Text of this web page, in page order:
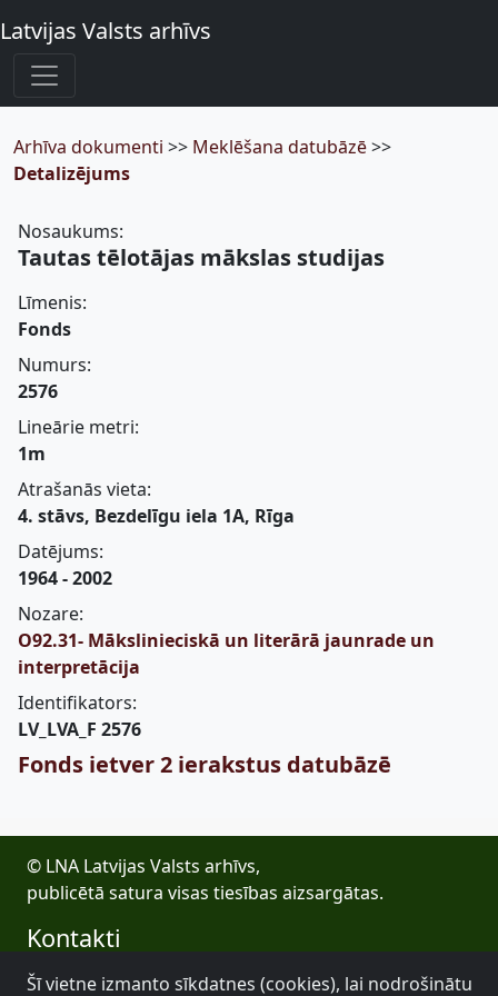
Latvijas Valsts arhīvs
Arhīva dokumenti >> Meklēšana datubāzē>>
Detalizējums
Nosaukums:
Tautas tēlotājas mākslas studijas
Līmenis:
Fonds
Numurs:
2576
Lineārie metri:
1m
Atrašanās vieta:
4. stāvs, Bezdelīgu iela 1A, Rīga
Datējums:
1964 - 2002
Nozare:
O92.31- Mākslinieciskā un literārā jaunrade un
interpretācija
Identifikators:
LV_LVA_F 2576
Fonds ietver 2 ierakstus datubāzē
© LNA Latvijas Valsts arhīvs,
publicētā satura visas tiesības aizsargātas.
Kontakti
E-pasts: lva@arhivi.gov.lv
Šī vietne izmanto sīkdatnes (cookies), lai nodrošinātu